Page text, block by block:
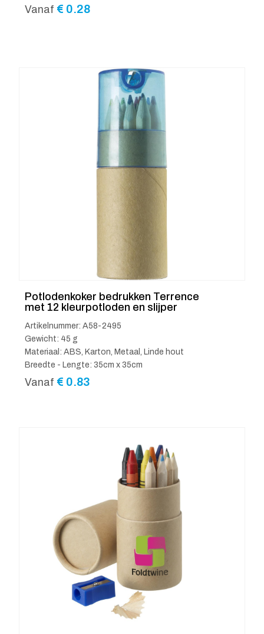
Vanaf € 0.28
Potlodenkoker bedrukken Terrence
met 12 kleurpotloden en slijper
Artikelnummer: A58-2495
Gewicht: 45 g
Materiaal: ABS, Karton, Metaal, Linde hout
Breedte - Lengte: 35cm x 35cm
Vanaf € 0.83